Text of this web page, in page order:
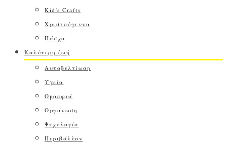
Kid's Crafts
Χριστούγεννα
Πάσχα
Καλύτερη ζωή
Αυτοβελτίωση
Υγεία
Ομορφιά
Οργάνωση
Ψυχολογία
Περιβάλλον